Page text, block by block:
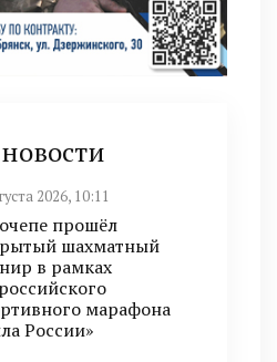
2026, 10:11
прошёл
шахматный
в рамках
марафона
России»